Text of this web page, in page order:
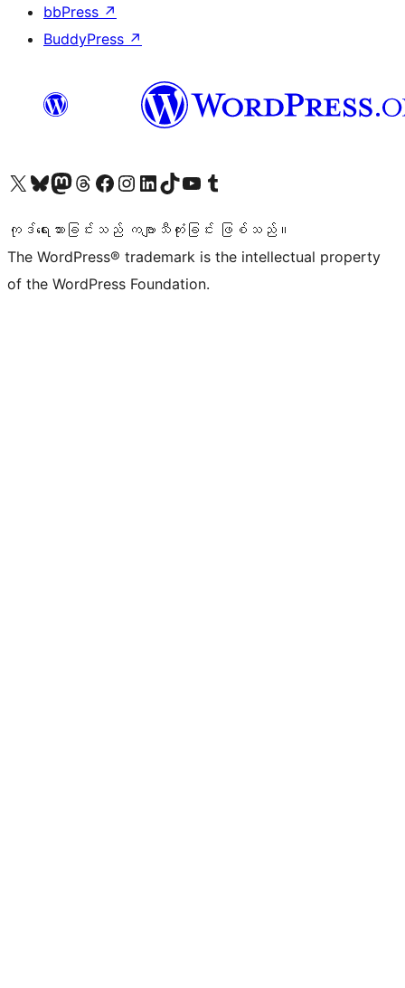
bbPress ↗
BuddyPress ↗
ကျွန်ုပ်တို့၏ X (ယခင် Twitter) အကောင့်သို့ သွားရောက်ကြည့်ရှုပါကျွန်ုပ်တို့၏ Bluesky အကောင့်သို့ ဝင်ရောက်ကြည့်ရှုရန်
ကျွန်ုပ်တို့၏ Mastodon အကောင့်သို့ သွားရောက်ကြည့်ရှုပါကျွန်ုပ်တို့၏ Threads အကောင့်သို့ ဝင်ရောက်ကြည့်ရှုရန်
ကျွန်ုပ်တို့၏ Facebook စာမျက်နှာသို့ သွားရောက်ကြည့်ရှုပါကျွန်ုပ်တို့၏ Instagram အကောင့်သို့ သွားရောက်ကြည့်ရှုပါ ကျွန်ုပ်တို့၏ LinkedIn အကောင့်သို့ သွားရောက်ကြည့်ရှုပါကျွန်ုပ်တို့၏ TikTok အကောင့်သို့ ဝင်ရောက်ကြည့်ရှုရန်
ကျွန်ုပ်တို့၏ YouTube ချန်နယ်သို့ သွားရောက်ကြည့်ရှုပါ ကျွန်ုပ်တို့၏ Tumblr အကောင့်သို့ ဝင်ရောက်ကြည့်ရှုရန်
ကုဒ်ရေးသားခြင်းသည် ကဗျာသီကုံးခြင်း ဖြစ်သည်။
The WordPress® trademark is the intellectual property
of the WordPress Foundation.